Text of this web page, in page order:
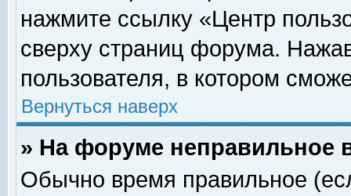
нажмите ссылку «Центр
сверху страниц форума.
пользователя, в котором
Вернуться наверх
» На форуме неправильное
Обычно время правильное